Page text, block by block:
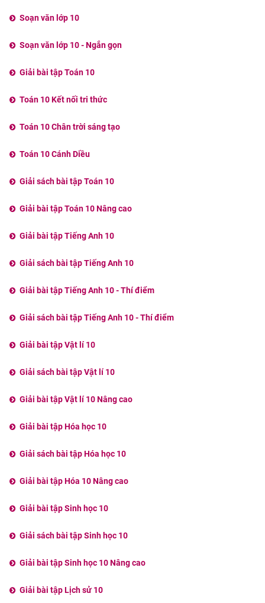
Soạn văn lớp 10
Soạn văn lớp 10 - Ngắn gọn
Giải bài tập Toán 10
Toán 10 Kết nối tri thức
Toán 10 Chân trời sáng tạo
Toán 10 Cánh Diều
Giải sách bài tập Toán 10
Giải bài tập Toán 10 Nâng cao
Giải bài tập Tiếng Anh 10
Giải sách bài tập Tiếng Anh 10
Giải bài tập Tiếng Anh 10 - Thí điểm
Giải sách bài tập Tiếng Anh 10 - Thí điểm
Giải bài tập Vật lí 10
Giải sách bài tập Vật lí 10
Giải bài tập Vật lí 10 Nâng cao
Giải bài tập Hóa học 10
Giải sách bài tập Hóa học 10
Giải bài tập Hóa 10 Nâng cao
Giải bài tập Sinh học 10
Giải sách bài tập Sinh học 10
Giải bài tập Sinh học 10 Nâng cao
Giải bài tập Lịch sử 10